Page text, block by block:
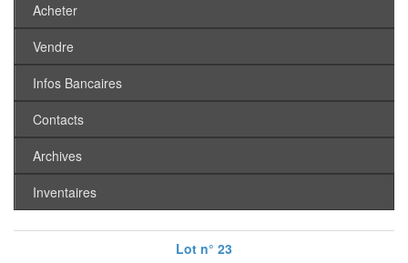
Acheter
Vendre
Infos Bancaires
Contacts
Archives
Inventaires
Lot n° 23